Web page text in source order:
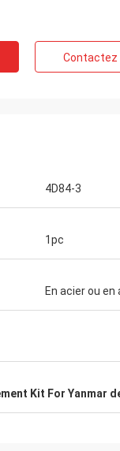
Contactez
4D84-3
1pc
En acier ou
Kit For Yanmar